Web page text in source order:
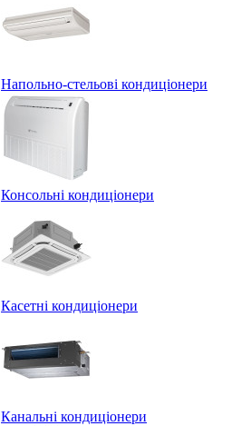
Напольно-стельові кондиціонери
Консольні кондиціонери
Касетні кондиціонери
Канальні кондиціонери